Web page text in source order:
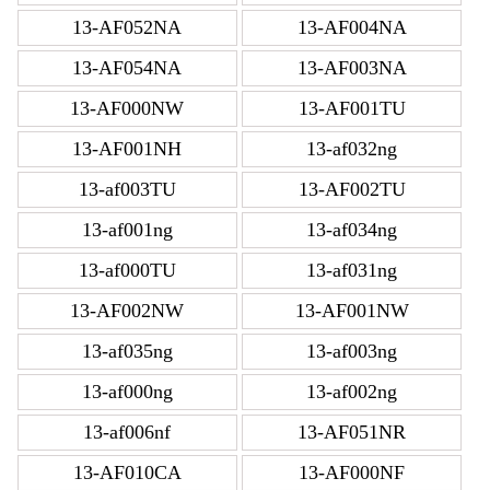
13-AF052NA
13-AF004NA
13-AF054NA
13-AF003NA
13-AF000NW
13-AF001TU
13-AF001NH
13-af032ng
13-af003TU
13-AF002TU
13-af001ng
13-af034ng
13-af000TU
13-af031ng
13-AF002NW
13-AF001NW
13-af035ng
13-af003ng
13-af000ng
13-af002ng
13-af006nf
13-AF051NR
13-AF010CA
13-AF000NF